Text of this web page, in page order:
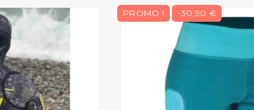
PROMO ! -30,90 €